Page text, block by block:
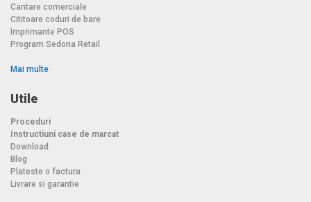
Cantare comerciale
Cititoare coduri de bare
Imprimante POS
Program Sedona Retail
Mai multe
Utile
Proceduri
Instructiuni case de marcat
Download
Blog
Plateste o factura
Livrare si garantie